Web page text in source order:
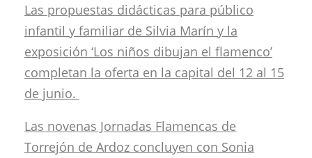
Las propuestas didácticas para público
infantil y familiar de Silvia Marín y la
exposición ‘Los niños dibujan el flamenco’
completan la oferta en la capital del 12 al 15
de junio.
Las novenas Jornadas Flamencas de
Torrejón de Ardoz concluyen con Sonia